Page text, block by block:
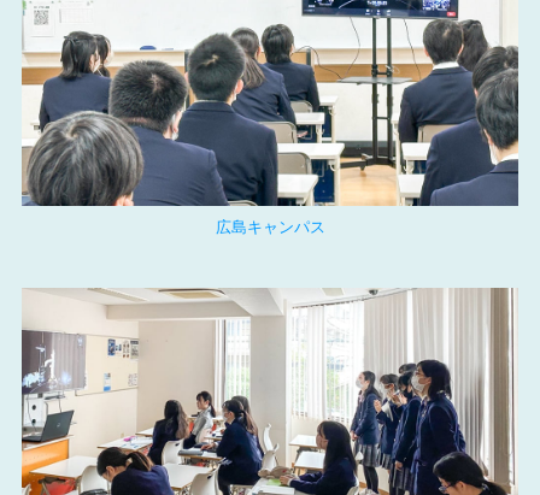
広島キャンパス